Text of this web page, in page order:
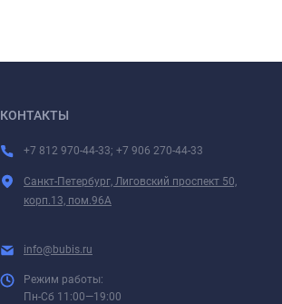
КОНТАКТЫ
+7 812 970-44-33; +7 906 270-44-33
Санкт-Петербург, Лиговский проспект 50,
корп.13, пом.96А
info@bubis.ru
Режим работы:
Пн-Сб 11:00—19:00